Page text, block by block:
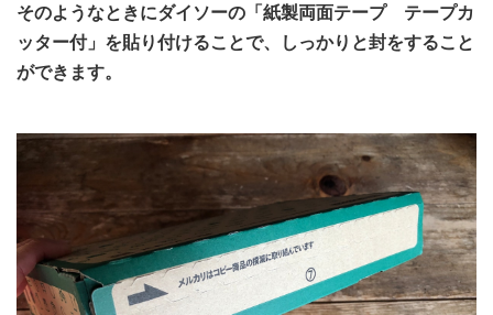
そのようなときにダイソーの「紙製両面テープ テープカ
ッター付」を貼り付けることで、しっかりと封をすること
ができます。